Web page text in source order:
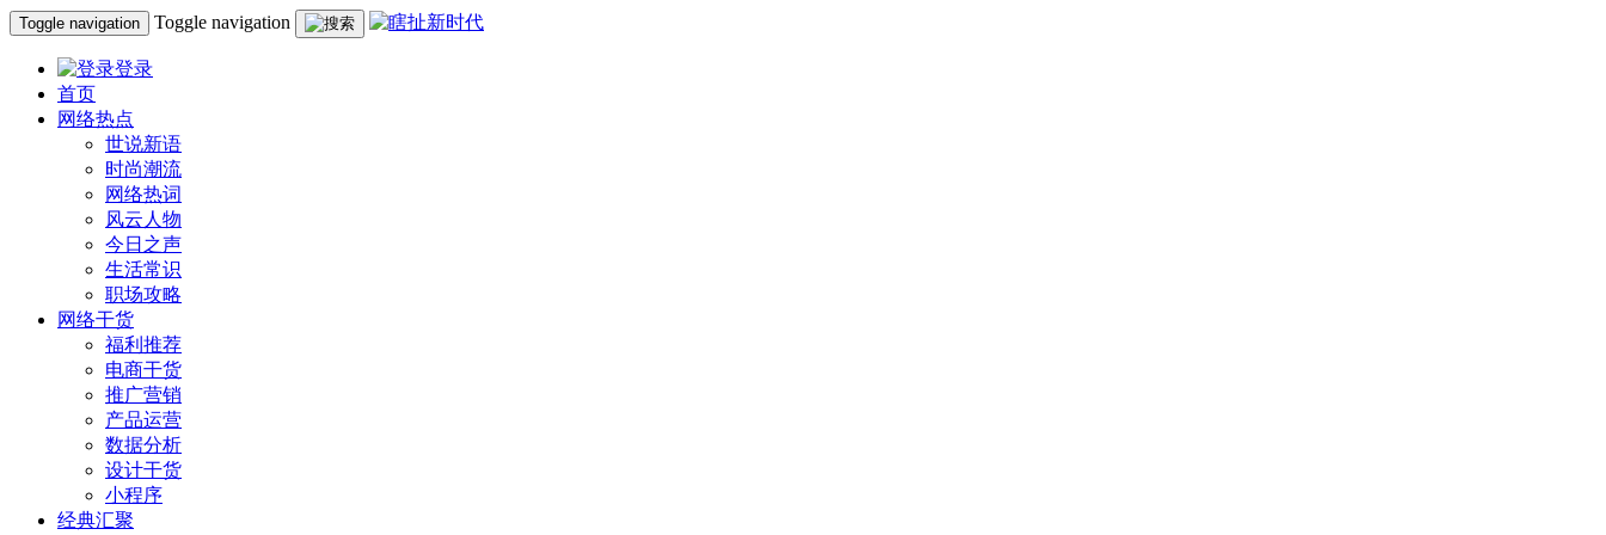
Toggle navigation Toggle navigation
登录
首页
网络热点
世说新语
时尚潮流
网络热词
风云人物
今日之声
生活常识
职场攻略
网络干货
福利推荐
电商干货
推广营销
产品运营
数据分析
设计干货
小程序
经典汇聚